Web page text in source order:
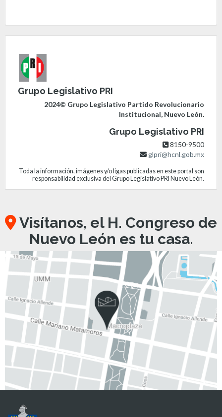
Grupo Legislativo PRI
2024© Grupo Legislativo Partido Revolucionario
Institucional, Nuevo León.
Grupo Legislativo PRI
8150-9500
glpri@hcnl.gob.mx
Toda la información, imágenes y/o ligas publicadas en este portal son
responsabilidad exclusiva del Grupo Legislativo PRI Nuevo León.
Visítanos, el H. Congreso de
Nuevo León es tu casa.